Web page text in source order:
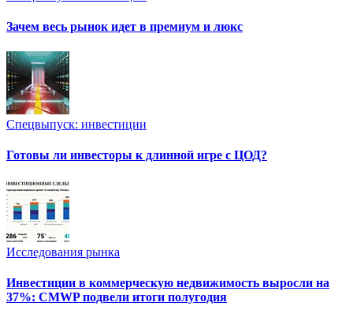
Зачем весь рынок идет в премиум и люкс
Спецвыпуск: инвестиции
Готовы ли инвесторы к длинной игре с ЦОД?
Исследования рынка
Инвестиции в коммерческую недвижимость выросли на
37%: CMWP подвели итоги полугодия